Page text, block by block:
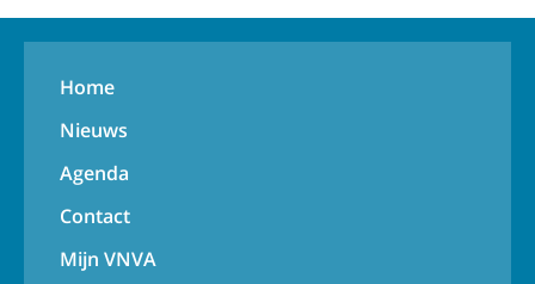
Home
Nieuws
Agenda
Contact
Mijn VNVA